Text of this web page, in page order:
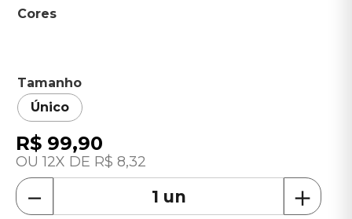
Tamanho
Único
R$ 99,90
12 R$ 8,32
＋
－